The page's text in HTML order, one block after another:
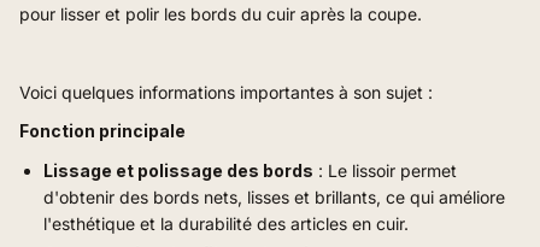
pour lisser et polir les bords du cuir après la coupe.
Voici quelques informations importantes à son sujet :
Fonction principale
Lissage et polissage des bords : Le lissoir permet
d'obtenir des bords nets, lisses et brillants, ce qui améliore
l'esthétique et la durabilité des articles en cuir.